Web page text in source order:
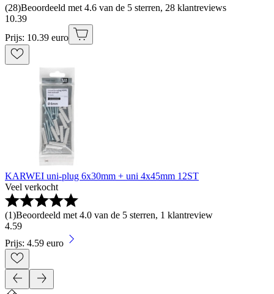
(28)Beoordeeld met 4.6 van de 5 sterren, 28 klantreviews
10.39
Prijs: 10.39 euro
KARWEI uni-plug 6x30mm + uni 4x45mm 12ST
Veel verkocht
(1)Beoordeeld met 4.0 van de 5 sterren, 1 klantreview
4.59
Prijs: 4.59 euro